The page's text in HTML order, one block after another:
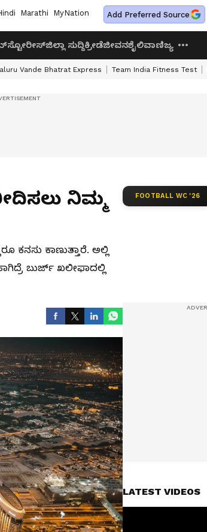
Marathi MyNation Add Preferred Source
ಜಿಲ್ಲಾ ಸುದ್ದಿಕ್ರೀಡೆಜೀವನಶೈಲಿವಾಣಿಜ್ಯ
Vande Bhatrat Express Team India Fitness Test
ನಿಮ್ಮ
ಕನಸು ಕಾಣುತ್ತಾರೆ. ಅಲ್ಲಿ
ಬುರ್ಜ್ ಖಲೀಫಾದಲ್ಲಿ
FOOTBALL WC '26
LATEST VIDEOS